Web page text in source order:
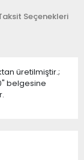
Seçenekleri
üretilmiştir.;
belgesine